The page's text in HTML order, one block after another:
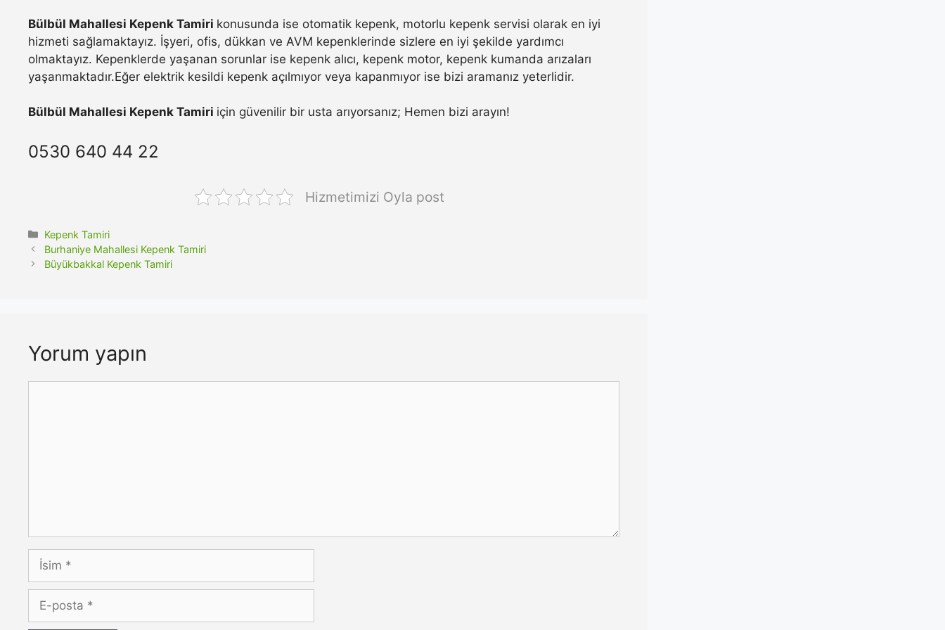
Bülbül Mahallesi Kepenk Tamiri konusunda ise otomatik kepenk, motorlu kepenk servisi olarak en iyi
hizmeti sağlamaktayız. İşyeri, ofis, dükkan ve AVM kepenklerinde sizlere en iyi şekilde yardımcı
olmaktayız. Kepenklerde yaşanan sorunlar ise kepenk alıcı, kepenk motor, kepenk kumanda arızaları
yaşanmaktadır.Eğer elektrik kesildi kepenk açılmıyor veya kapanmıyor ise bizi aramanız yeterlidir.
Bülbül Mahallesi Kepenk Tamiri için güvenilir bir usta arıyorsanız; Hemen bizi arayın!
0530 640 44 22
Hizmetimizi Oyla post
Kategoriler
Kepenk Tamiri
Burhaniye Mahallesi Kepenk Tamiri
Büyükbakkal Kepenk Tamiri
Yorum yapın
İsim
posta